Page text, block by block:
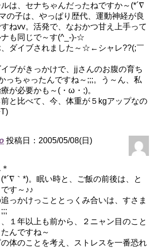
は、セナちゃんだったねですか～(*´∇
の子は、やっぱり歴代、運動神経が良
ねvv。活発で、なおかつ甘え上手って
も同じで～す(^_-)-☆
、ダイブされました～☆←シャレ??(;￣
ブがきっかけで、jjさんのお腹の育ち
っちゃったんですね～;;;。う～ん、私
が必要かも～(・ω・;)。
と比べて、今、体重が５kgアップなの
投稿日：2005/05/08(日)
｀*)。眠い時と、ご飯の前後は、と
す～♪♪
っかけっこととっくみ合いは、すさま
１年以上も前から、２ニャン目のこと
んですね～
体のことを考え、ストレスを一番恐れ